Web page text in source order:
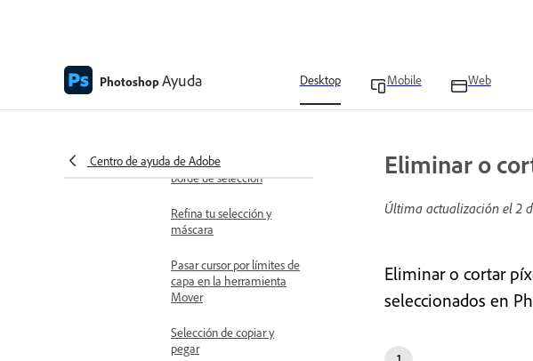
PhotoshopAyuda Desktop Mobile Web
Centro de ayuda de Adobe
configuración de Tonos de
piel como ajuste
preestablecido
Mover una selección o
borde de selección
Refina tu selección y
máscara
Pasar cursor por límites de
capa en la herramienta
Mover
Selección de copiar y
pegar
Eliminar o
Última actualización el2
Eliminar o cortar
seleccionados en